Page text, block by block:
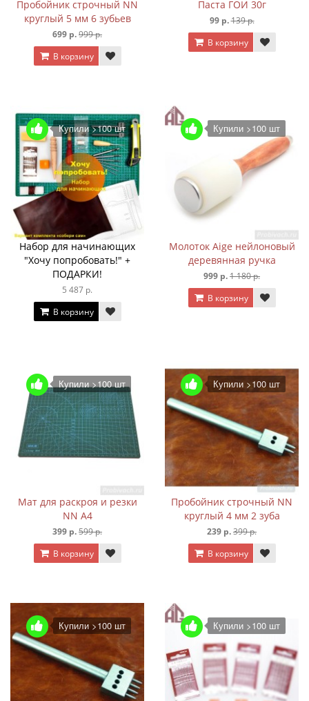
Пробойник строчный NN
круглый 5 мм 6 зубьев
699 р.999 р.
В корзину
Паста ГОИ 30г
99 р.139 р.
В корзину
Купили >100 шт
Набор для начинающих
"Хочу попробовать!" +
ПОДАРКИ!
5 487 р.
В корзину
Купили >100 шт
Молоток Aige нейлоновый
деревянная ручка
999 р.1 180 р.
В корзину
Купили >100 шт
Мат для раскроя и резки
NN А4
399 р.599 р.
В корзину
Купили >100 шт
Пробойник строчный NN
круглый 4 мм 2 зуба
239 р.399 р.
В корзину
Купили >100 шт Купили >100 шт